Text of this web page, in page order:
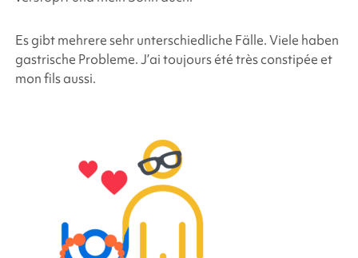
Es gibt mehrere sehr unterschiedliche Fälle. Viele haben
gastrische Probleme. J’ai toujours été très constipée et
mon fils aussi.